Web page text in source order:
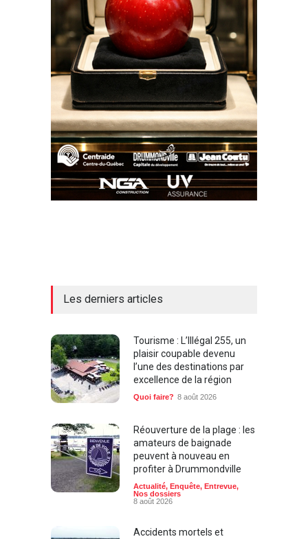
Les derniers articles
Tourisme : L’Illégal 255, un
plaisir coupable devenu
l’une des destinations par
excellence de la région
Quoi faire? 8 août 2026
Réouverture de la plage : les
amateurs de baignade
peuvent à nouveau en
profiter à Drummondville
Actualité, Enquête, Entrevue,
Nos dossiers
8 août 2026
Accidents mortels et